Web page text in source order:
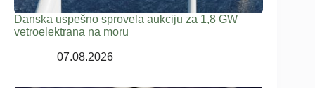
Danska uspešno sprovela aukciju za 1,8 GW
vetroelektrana na moru
07.08.2026